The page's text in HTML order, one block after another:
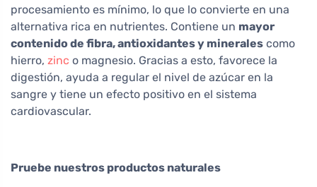
procesamiento es mínimo, lo que lo convierte en una
alternativa rica en nutrientes. Contiene un mayor
contenido de fibra, antioxidantes y minerales como
hierro, zinc o magnesio. Gracias a esto, favorece la
digestión, ayuda a regular el nivel de azúcar en la
sangre y tiene un efecto positivo en el sistema
cardiovascular.
Pruebe nuestros productos naturales